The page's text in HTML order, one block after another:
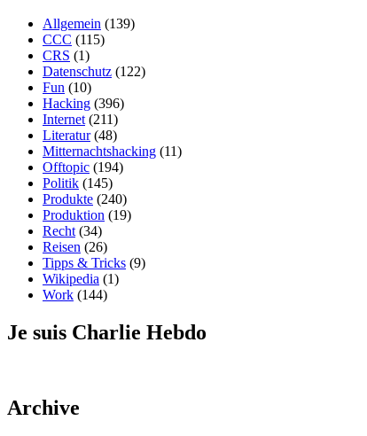
Allgemein (139)
CCC (115)
CRS (1)
Datenschutz (122)
Fun (10)
Hacking (396)
Internet (211)
Literatur(48)
Mitternachtshacking (11)
Offtopic (194)
Politik (145)
Produkte (240)
Produktion (19)
Recht (34)
Reisen (26)
Tipps & Tricks (9)
Wikipedia (1)
Work (144)
Je suis Charlie Hebdo
Archive